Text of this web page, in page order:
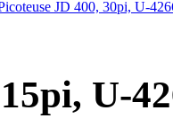
U-